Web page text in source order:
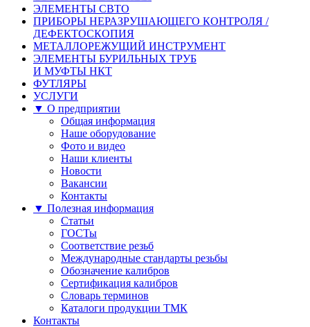
ЭЛЕМЕНТЫ СВТО
ПРИБОРЫ НЕРАЗРУШАЮЩЕГО КОНТРОЛЯ /
ДЕФЕКТОСКОПИЯ
МЕТАЛЛОРЕЖУЩИЙ ИНСТРУМЕНТ
ЭЛЕМЕНТЫ БУРИЛЬНЫХ ТРУБ
И МУФТЫ НКТ
ФУТЛЯРЫ
УСЛУГИ
▼ О предприятии
Общая информация
Наше оборудование
Фото и видео
Наши клиенты
Новости
Вакансии
Контакты
▼ Полезная информация
Статьи
ГОСТы
Соответствие резьб
Международные стандарты резьбы
Обозначение калибров
Сертификация калибров
Словарь терминов
Каталоги продукции ТМК
Контакты